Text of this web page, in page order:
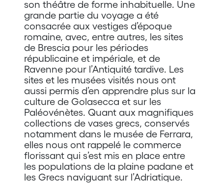
son théâtre de forme inhabituelle. Une
grande partie du voyage a été
consacrée aux vestiges d’époque
romaine, avec, entre autres, les sites
de Brescia pour les périodes
républicaine et impériale, et de
Ravenne pour l’Antiquité tardive. Les
sites et les musées visités nous ont
aussi permis d’en apprendre plus sur la
culture de Golasecca et sur les
Paléovénètes. Quant aux magnifiques
collections de vases grecs, conservés
notamment dans le musée de Ferrara,
elles nous ont rappelé le commerce
florissant qui s’est mis en place entre
les populations de la plaine padane et
les Grecs naviguant sur l’Adriatique.